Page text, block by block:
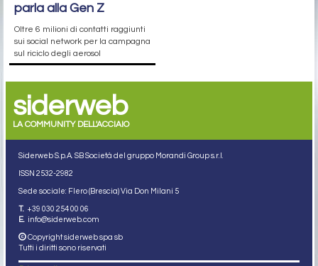
parla alla Gen Z
Oltre 6 milioni di contatti raggiunti
sui social network per la campagna
sul riciclo degli aerosol
siderweb
LA COMMUNITY DELL'ACCIAIO
Siderweb S.p.A. SB Società del gruppo Morandi Group s.r.l.
ISSN 2532-2982
Sede sociale: Flero (Brescia) Via Don Milani 5
T. +39 030 254 00 06
E. info@siderweb.com
Copyright siderweb spa sb
Tutti i diritti sono riservati